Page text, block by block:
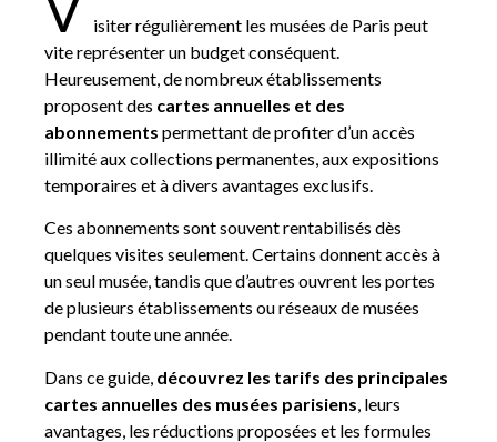
isiter régulièrement les musées de Paris peut
vite représenter un budget conséquent.
Heureusement, de nombreux établissements
proposent des cartes annuelles et des
abonnements permettant de profiter d’un accès
illimité aux collections permanentes, aux expositions
temporaires et à divers avantages exclusifs.
Ces abonnements sont souvent rentabilisés dès
quelques visites seulement. Certains donnent accès à
un seul musée, tandis que d’autres ouvrent les portes
de plusieurs établissements ou réseaux de musées
pendant toute une année.
Dans ce guide, découvrez les tarifs des principales
cartes annuelles des musées parisiens , leurs
avantages, les réductions proposées et les formules